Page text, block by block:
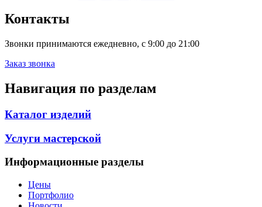
Контакты
Звонки принимаются ежедневно, с 9:00 до 21:00
Заказ звонка
Навигация по разделам
Каталог изделий
Услуги мастерской
Информационные разделы
Цены
Портфолио